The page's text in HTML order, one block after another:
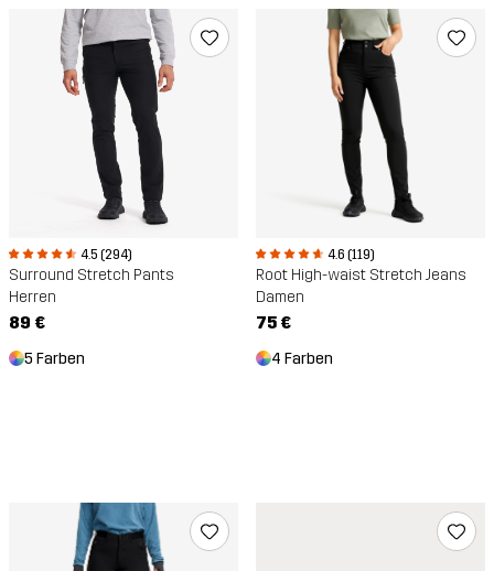
4.5 (294)
Surround Stretch Pants
Herren
89 €
5 Farben
4.6 (119)
Root High-waist Stretch Jeans
Damen
75 €
4 Farben